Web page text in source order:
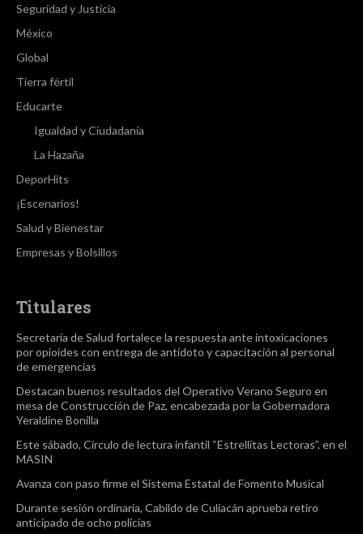
Seguridad y Justicia
México
Global
Tierra fértil
Educarte
Igualdad y Ciudadanía
La Hazaña
DeporHits
¡Escenarios!
Salud y Bienestar
Empresas y Bolsillos
Titulares
Secretaría de Salud fortalece la respuesta ante intoxicaciones
por opioides con entrega de antídoto y capacitación al personal
de emergencias
Destacan buenos resultados del Operativo Verano Seguro en
mesa de Construcción de Paz, encabezada por la Gobernadora
Yeraldine Bonilla
Este sábado, Círculo de lectura infantil “Estrellitas Lectoras”, en el
MASIN
Avanza con paso firme el Sistema Estatal de Fomento Musical
Durante sesión ordinaria, Cabildo de Culiacán aprueba retiro
anticipado de ocho policías